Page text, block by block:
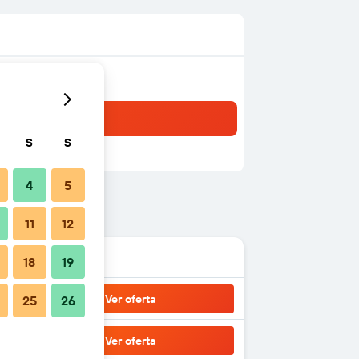
Ver oferta
Ver oferta
S S
4 5
11 12
18 19
25 26